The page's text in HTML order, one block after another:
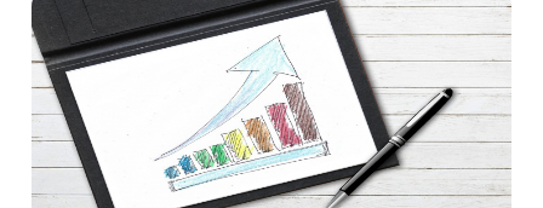
Ислом молияси
Депозит (омонатлар)
Кредит
Бюджет